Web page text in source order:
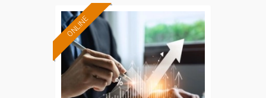
ONLINE
Formación 100%
subvencionada.
Para trabajadores y
autónomos de Madrid.